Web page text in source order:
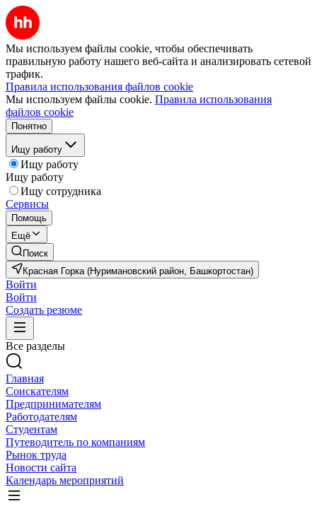
Мы используем файлы cookie, чтобы обеспечивать
правильную работу нашего веб-сайта и анализировать сетевой
трафик.
Правила использования файлов cookie
Мы используем файлы cookie. Правила использования
файлов cookie
Понятно
Ищу работу
Ищу работу
Ищу работу
Ищу сотрудника
Сервисы
Помощь
Ещё
Поиск
Красная Горка (Нуримановский район, Башкортостан)
Войти
Войти
Создать резюме
Все разделы
Главная
Соискателям
Предпринимателям
Работодателям
Студентам
Путеводитель по компаниям
Рынок труда
Новости сайта
Календарь мероприятий